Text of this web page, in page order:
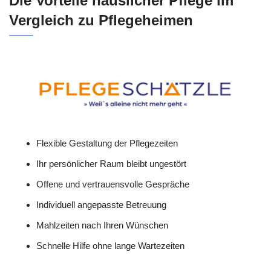
Vergleich zu Pflegeheimen
Flexible Gestaltung der Pflegezeiten
Ihr persönlicher Raum bleibt ungestört
Offene und vertrauensvolle Gespräche
Individuell angepasste Betreuung
Mahlzeiten nach Ihren Wünschen
Schnelle Hilfe ohne lange Wartezeiten